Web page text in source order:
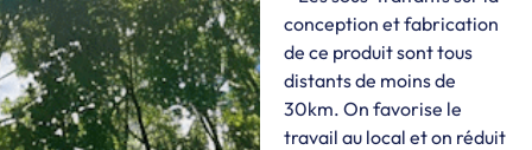
conception et fabrication
de ce produit sont tous
distants de moins de
30km. On favorise le
travail au local et on réduit